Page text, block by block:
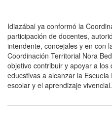
Idiazábal ya conformó la
participación de docentes,
intendente, concejales y en con
Coordinación Territorial Nora
objetivo contribuir y apoyar a los
educstivas a alcanzar la
escolar y el aprendizaje vivencial.